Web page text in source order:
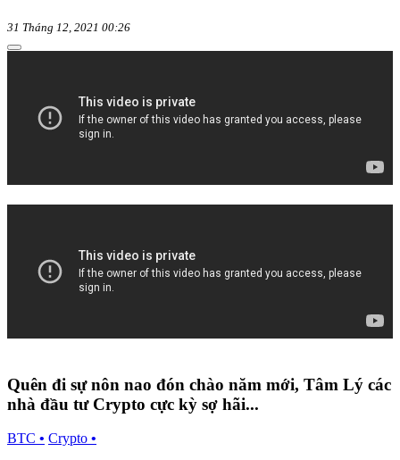
31 Tháng 12, 2021 00:26
Quên đi sự nôn nao đón chào năm mới, Tâm Lý các
nhà đầu tư Crypto cực kỳ sợ hãi...
BTC • Crypto •